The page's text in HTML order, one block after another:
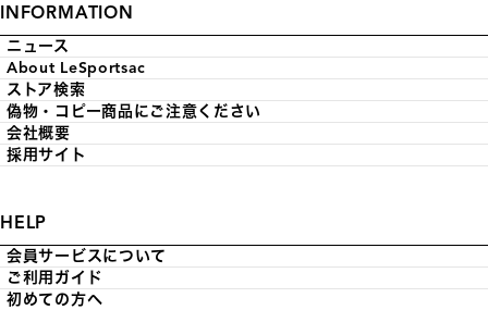
INFORMATION
ニュース
About LeSportsac
ストア検索
偽物・コピー商品にご注意ください
会社概要
採用サイト
HELP
会員サービスについて
ご利用ガイド
初めての方へ